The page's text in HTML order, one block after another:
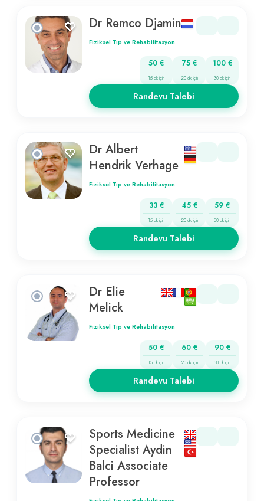
Dr Remco Djamin
Fiziksel Tıp ve Rehabilitasyon
50 €
15 dk için
75 €
20 dk için
100 €
30 dk için
Randevu Talebi
Dr Albert
Hendrik Verhage
Fiziksel Tıp ve Rehabilitasyon
33 €
15 dk için
45 €
20 dk için
59 €
30 dk için
Randevu Talebi
Dr Elie
Melick
Fiziksel Tıp ve Rehabilitasyon
50 €
15 dk için
60 €
20 dk için
90 €
30 dk için
Randevu Talebi
Sports Medicine
Specialist Aydin
Balci Associate
Professor